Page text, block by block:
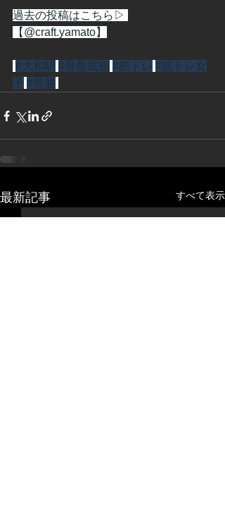
過去の投稿はこちら▷
【@craft.yamato】
#大和駅 #骨盤底筋 #筋トレ #筋トレ女
子 #骨盤
最新記事 すべて表示